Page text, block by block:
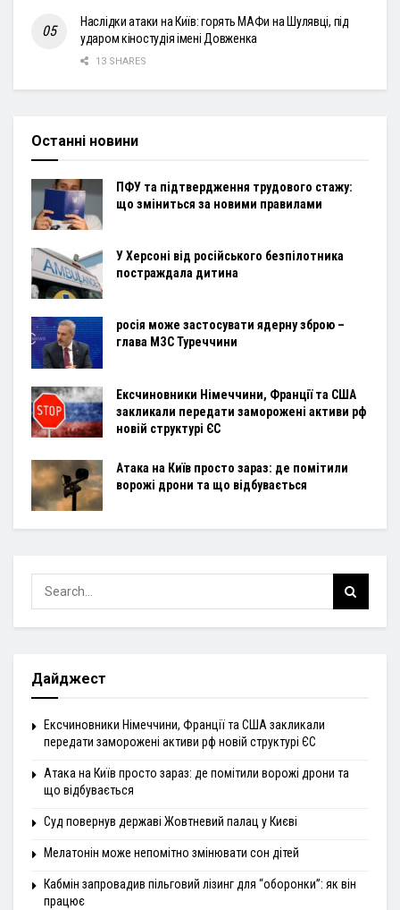
Наслідки атаки на Київ: горять МАФи на Шулявці, під
ударом кіностудія імені Довженка
13 SHARES
Останні новини
ПФУ та підтвердження трудового стажу:
що зміниться за новими правилами
У Херсоні від російського безпілотника
постраждала дитина
росія може застосувати ядерну зброю –
глава МЗС Туреччини
Ексчиновники Німеччини, Франції та США
закликали передати заморожені активи рф
новій структурі ЄС
Атака на Київ просто зараз: де помітили
ворожі дрони та що відбувається
Дайджест
Ексчиновники Німеччини, Франції та США закликали
передати заморожені активи рф новій структурі ЄС
Атака на Київ просто зараз: де помітили ворожі дрони та
що відбувається
Суд повернув державі Жовтневий палац у Києві
Мелатонін може непомітно змінювати сон дітей
Кабмін запровадив пільговий лізинг для “оборонки”: як він
працює